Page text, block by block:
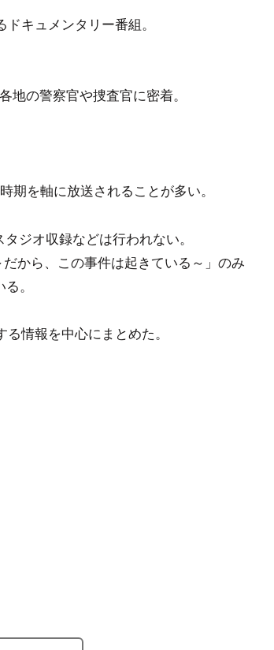
キュメンタリー番組。
の警察官や捜査官に密着。
期を軸に放送されることが多い。
ジオ収録などは行われない。
から、この事件は起きている～」のみ
。
情報を中心にまとめた。